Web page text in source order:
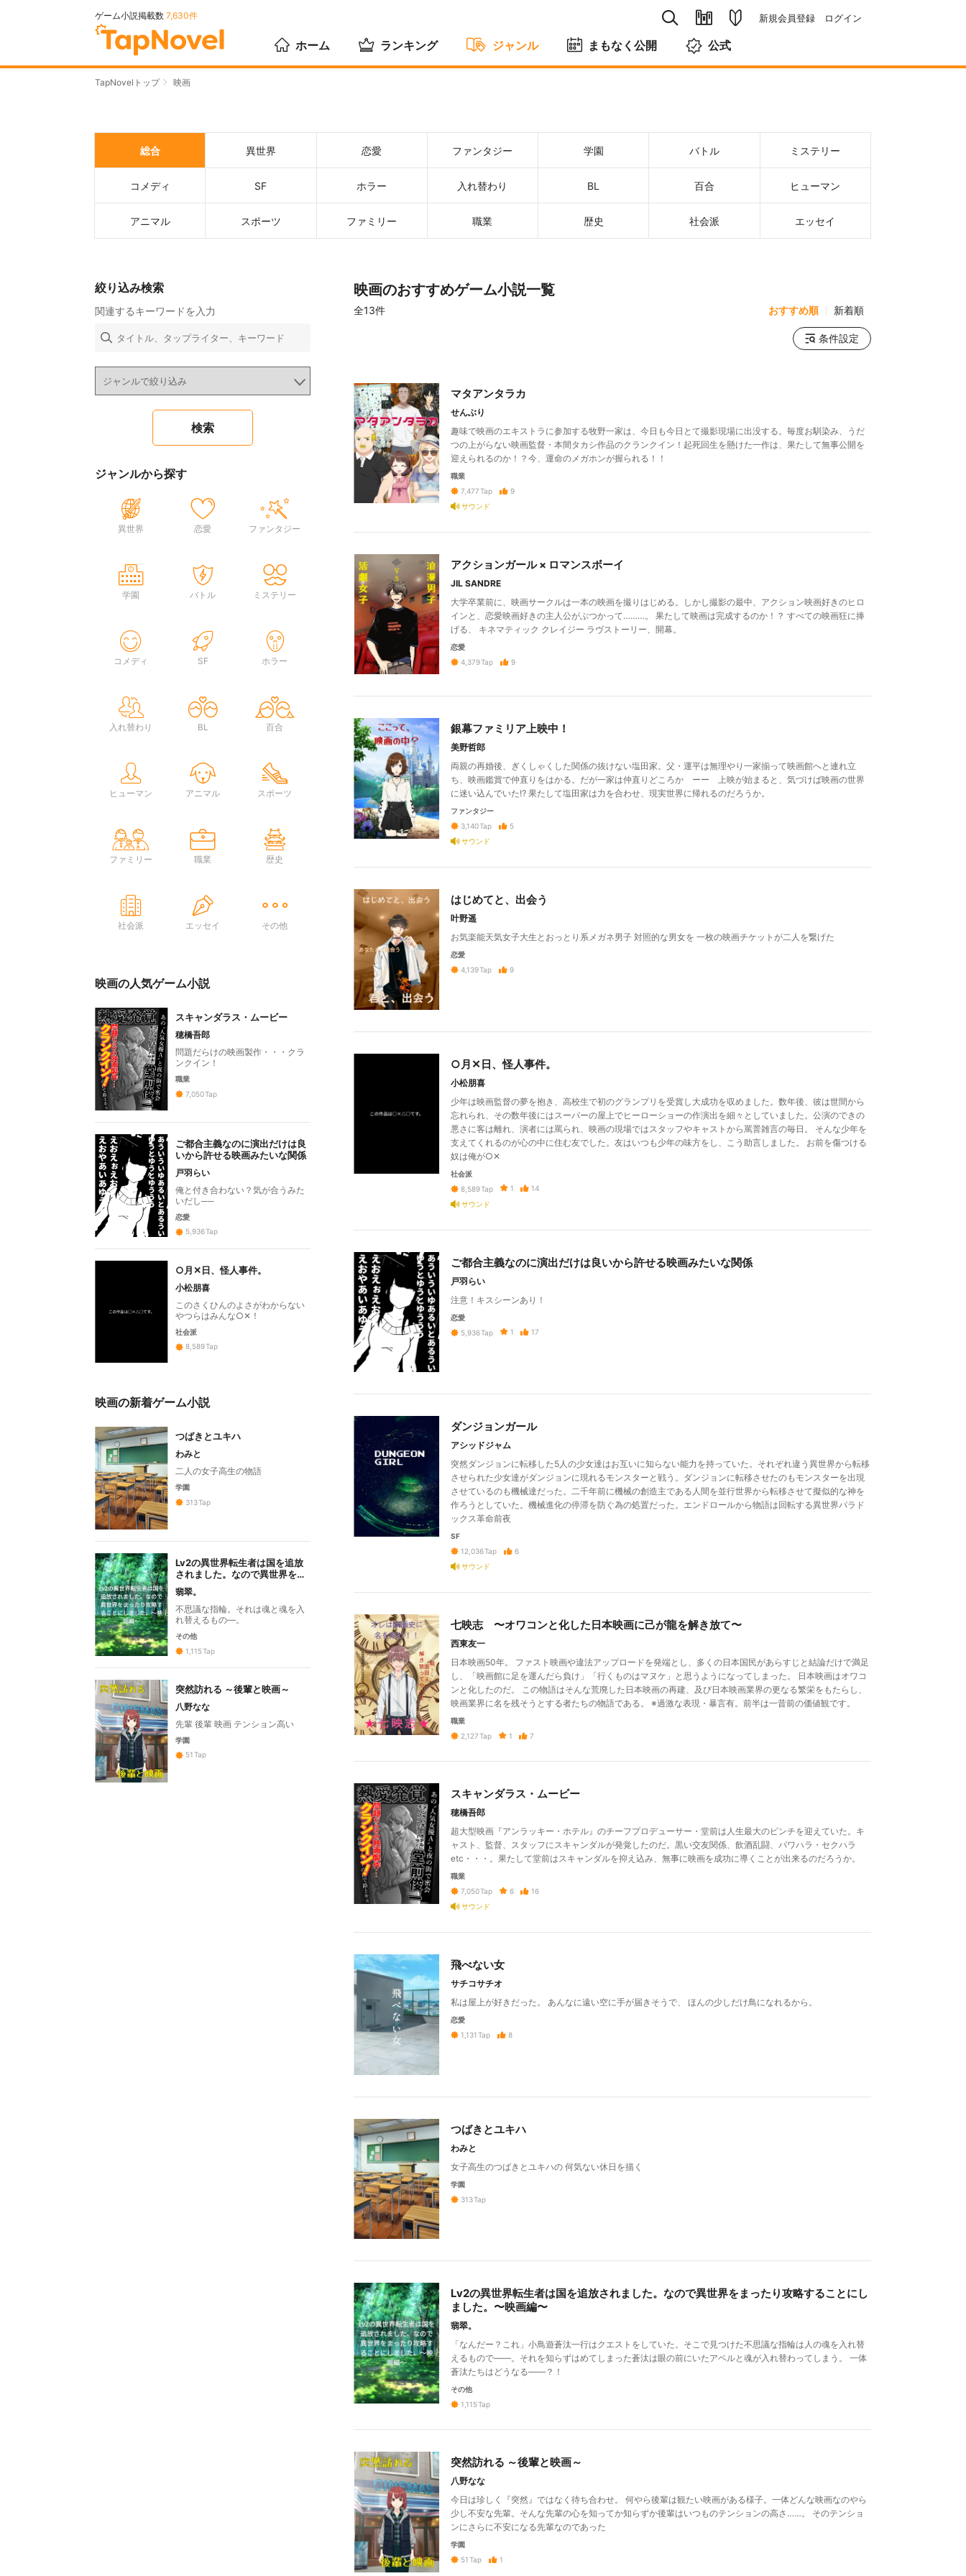
ゲーム小説掲載数 7,630件 新規会員登録 ログイン
ホーム ランキング ジャンル まもなく公開 公式
TapNovelトップ 映画
総合 異世界 恋愛 ファンタジー 学園 バトル ミステリー
コメディ SF ホラー 入れ替わり BL 百合 ヒューマン
アニマル スポーツ ファミリー 職業 歴史 社会派 エッセイ
映画のおすすめゲーム小説一覧
全13件 おすすめ順 新着順
条件設定
マタアンタラカ
せんぶり
趣味で映画のエキストラに参加する牧野一家は、今日も今日とて撮影現場に出没する。毎度お馴染み、うだ
つの上がらない映画監督・本間タカシ作品のクランクイン！起死回生を懸けた一作は、果たして無事公開を
迎えられるのか！？今、運命のメガホンが握られる！！
職業
7,477Tap
9
サウンド
アクションガール × ロマンスボーイ
JIL SANDRE
大学卒業前に、映画サークルは一本の映画を撮りはじめる。しかし撮影の最中、アクション映画好きのヒロ
インと、恋愛映画好きの主人公がぶつかって………。 果たして映画は完成するのか！？ すべての映画狂に捧
げる、 キネマティック クレイジー ラヴストーリー、開幕。
恋愛
4,379Tap 9
銀幕ファミリア上映中！
美野哲郎
両親の再婚後、ぎくしゃくした関係の抜けない塩田家。父・運平は無理やり一家揃って映画館へと連れ立
ち、映画鑑賞で仲直りをはかる。だが一家は仲直りどころか ーー 上映が始まると、気づけば映画の世界
に迷い込んでいた⁉︎ 果たして塩田家は力を合わせ、現実世界に帰れるのだろうか。
ファンタジー
3,140Tap
5
サウンド
はじめてと、出会う
叶野遥
お気楽能天気女子大生とおっとり系メガネ男子 対照的な男女を 一枚の映画チケットが二人を繋げた
恋愛
4,139Tap 9
○月✕日、怪人事件。
小松朋喜
少年は映画監督の夢を抱き、高校生で初のグランプリを受賞し大成功を収めました。数年後、彼は世間から
忘れられ、その数年後にはスーパーの屋上でヒーローショーの作演出を細々としていました。公演のできの
悪さに客は離れ、演者には罵られ、映画の現場ではスタッフやキャストから罵詈雑言の毎日。 そんな少年を
支えてくれるのが心の中に住む友でした。友はいつも少年の味方をし、こう助言しました。 お前を傷つける
奴は俺が○✕
社会派
8,589Tap 1
14
サウンド
ご都合主義なのに演出だけは良いから許せる映画みたいな関係
戸羽らい
注意！キスシーンあり！
恋愛
5,936Tap 1 17
ダンジョンガール
アシッドジャム
突然ダンジョンに転移した5人の少女達はお互いに知らない能力を持っていた。それぞれ違う異世界から転移
させられた少女達がダンジョンに現れるモンスターと戦う。ダンジョンに転移させたのもモンスターを出現
させているのも機械達だった。二千年前に機械の創造主である人間を並行世界から転移させて擬似的な神を
作ろうとしていた。機械進化の停滞を防ぐ為の処置だった。エンドロールから物語は回転する異世界パラド
ックス革命前夜
SF
12,036Tap
6
サウンド
七映志 〜オワコンと化した日本映画に己が龍を解き放て〜
西東友一
日本映画50年。 ファスト映画や違法アップロードを発端とし、多くの日本国民があらすじと結論だけで満足
し、「映画館に足を運んだら負け」「行くものはマヌケ」と思うようになってしまった。 日本映画はオワコ
ンと化したのだ。 この物語はそんな荒廃した日本映画の再建、及び日本映画業界の更なる繁栄をもたらし、
映画業界に名を残そうとする者たちの物語である。 ※過激な表現・暴言有。前半は一昔前の価値観です。
職業
2,127Tap 1 7
スキャンダラス・ムービー
穂橋吾郎
超大型映画『アンラッキー・ホテル』のチーフプロデューサー・堂前は人生最大のピンチを迎えていた。キ
ャスト、監督、スタッフにスキャンダルが発覚したのだ。黒い交友関係、飲酒乱闘、パワハラ・セクハラ
etc・・・。果たして堂前はスキャンダルを抑え込み、無事に映画を成功に導くことが出来るのだろうか。
職業
7,050Tap 6
16
サウンド
飛べない女
サチコサチオ
私は屋上が好きだった。 あんなに遠い空に手が届きそうで、 ほんの少しだけ鳥になれるから。
恋愛
1,131 Tap 8
つばきとユキハ
わみと
女子高生のつばきとユキハの 何気ない休日を描く
学園
313Tap
Lv2の異世界転生者は国を追放されました。なので異世界をまったり攻略することにし
ました。〜映画編〜
翡翠。
「なんだー？これ」小鳥遊蒼汰一行はクエストをしていた。そこで見つけた不思議な指輪は人の魂を入れ替
えるもので――。それを知らずはめてしまった蒼汰は眼の前にいたアベルと魂が入れ替わってしまう。 一体
蒼汰たちはどうなる――？！
その他
1,115Tap
突然訪れる ～後輩と映画～
八野なな
今日は珍しく『突然』ではなく待ち合わせ。 何やら後輩は観たい映画がある様子。一体どんな映画なのやら
少し不安な先輩。そんな先輩の心を知ってか知らずか後輩はいつものテンションの高さ……。 そのテンショ
ンにさらに不安になる先輩なのであった
学園
51Tap 1
絞り込み検索
関連するキーワードを入力
ジャンルから探す
異世界 恋愛 ファンタジー
学園 バトル ミステリー
コメディ SF ホラー
入れ替わり BL 百合
ヒューマン アニマル スポーツ
ファミリー 職業 歴史
社会派 エッセイ その他
映画の人気ゲーム小説
スキャンダラス・ムービー
穂橋吾郎
問題だらけの映画製作・・・クラ
ンクイン！
職業
7,050Tap
ご都合主義なのに演出だけは良
いから許せる映画みたいな関係
戸羽らい
俺と付き合わない？気が合うみた
いだし──
恋愛
5,936Tap
○月✕日、怪人事件。
小松朋喜
このさくひんのよさがわからない
やつらはみんな○✕！
社会派
8,589Tap
映画の新着ゲーム小説
つばきとユキハ
わみと
二人の女子高生の物語
学園
313Tap
Lv2の異世界転生者は国を追放
されました。なので異世界をま
ったり攻略することにしまし
た。〜映画編〜
翡翠。
不思議な指輪。それは魂と魂を入
れ替えるもの―。
その他
1,115Tap
突然訪れる ～後輩と映画～
八野なな
先輩 後輩 映画 テンション高い
学園
51 Tap